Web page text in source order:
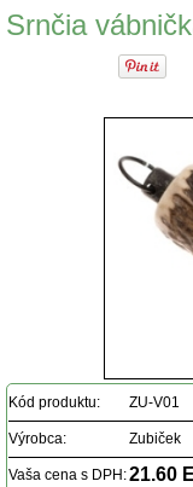
Srnčia
Kód produktu: ZU-V01
Výrobca: Zubiček
Vaša cena s DPH:21.60